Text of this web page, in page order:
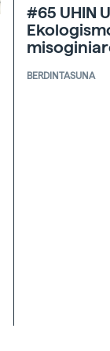
#65 UHIN
BERDINTASUNA